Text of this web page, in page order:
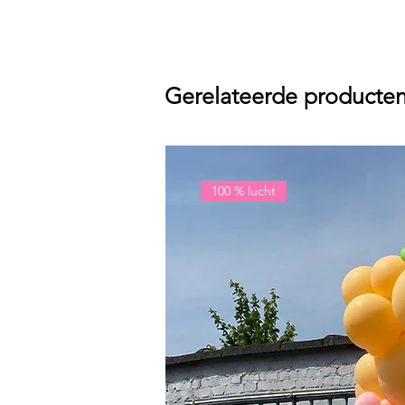
Gerelateerde
100 % lucht